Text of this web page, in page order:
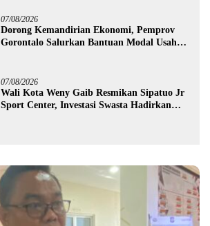
07/08/2026
Dorong Kemandirian Ekonomi, Pemprov
Gorontalo Salurkan Bantuan Modal Usaha
07/08/2026
Wali Kota Weny Gaib Resmikan Sipatuo Jr
Sport Center, Investasi Swasta Hadirkan